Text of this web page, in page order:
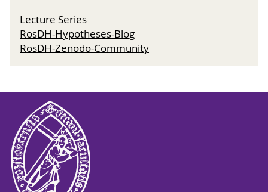
Lecture Series
RosDH-Hypotheses-Blog
RosDH-Zenodo-Community